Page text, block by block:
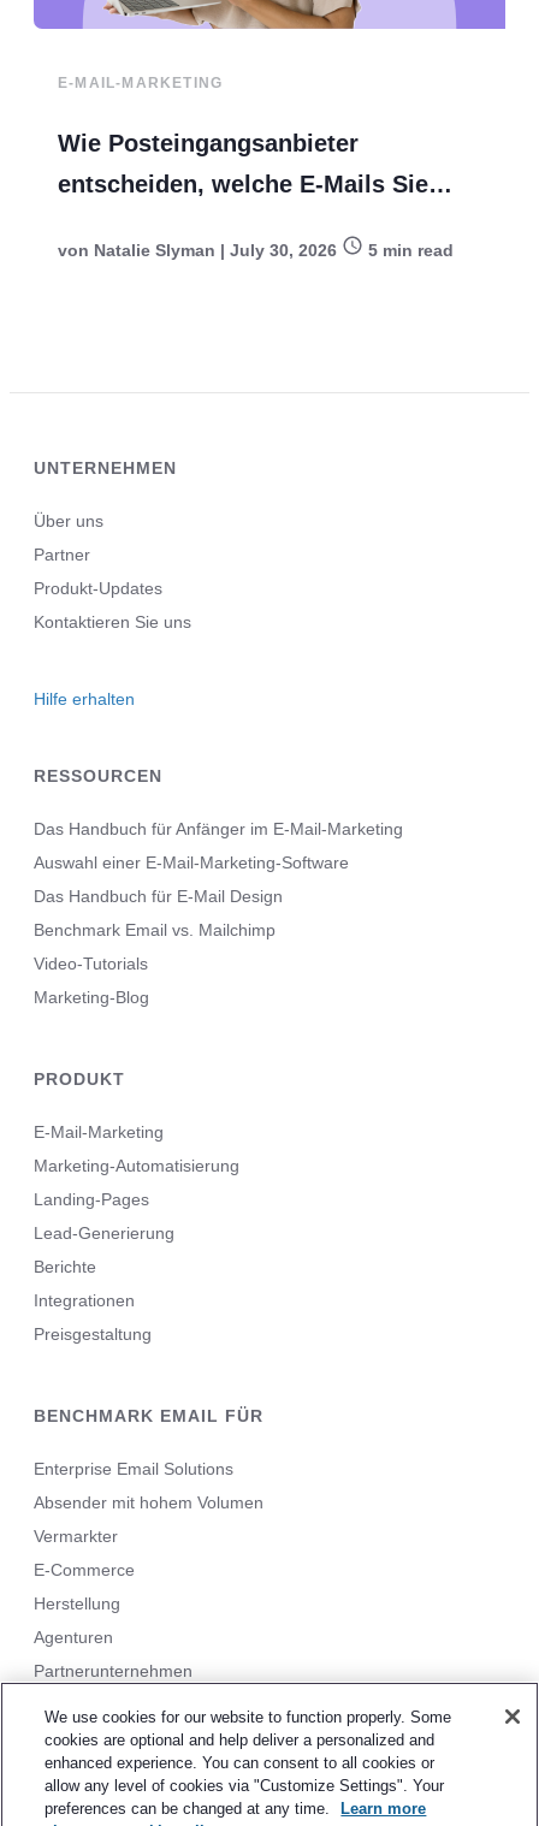
E-MAIL-MARKETING
Wie Posteingangsanbieter
entscheiden, welche E-Mails Sie
von Natalie Slyman | July 30, 2026 5 min read
UNTERNEHMEN
Über uns
Partner
Produkt-Updates
Kontaktieren Sie uns
Hilfe erhalten
RESSOURCEN
Das Handbuch für Anfänger im E-Mail-Marketing
Auswahl einer E-Mail-Marketing-Software
Das Handbuch für E-Mail Design
Benchmark Email vs. Mailchimp
Video-Tutorials
Marketing-Blog
PRODUKT
E-Mail-Marketing
Marketing-Automatisierung
Landing-Pages
Lead-Generierung
Berichte
Integrationen
Preisgestaltung
BENCHMARK EMAIL FÜR
Enterprise Email Solutions
Absender mit hohem Volumen
Vermarkter
E-Commerce
Herstellung
Agenturen
Partnerunternehmen
Sitemap. Datenschutz&AGBCookie-Einstellungen
We use cookies for our website to function properly. Some
cookies are optional and help deliver a personalized and
enhanced experience. You can consent to all cookies or
allow any level of cookies via "Customize Settings". Your
preferences can be changed at any time.
Learn more